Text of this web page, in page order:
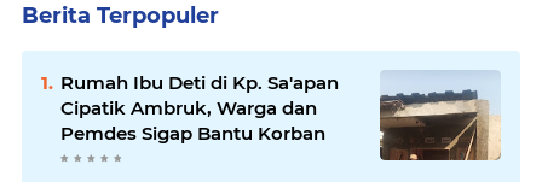
Berita Terpopuler
Rumah Ibu Deti di Kp. Sa'apan
Cipatik Ambruk, Warga dan
Pemdes Sigap Bantu Korban